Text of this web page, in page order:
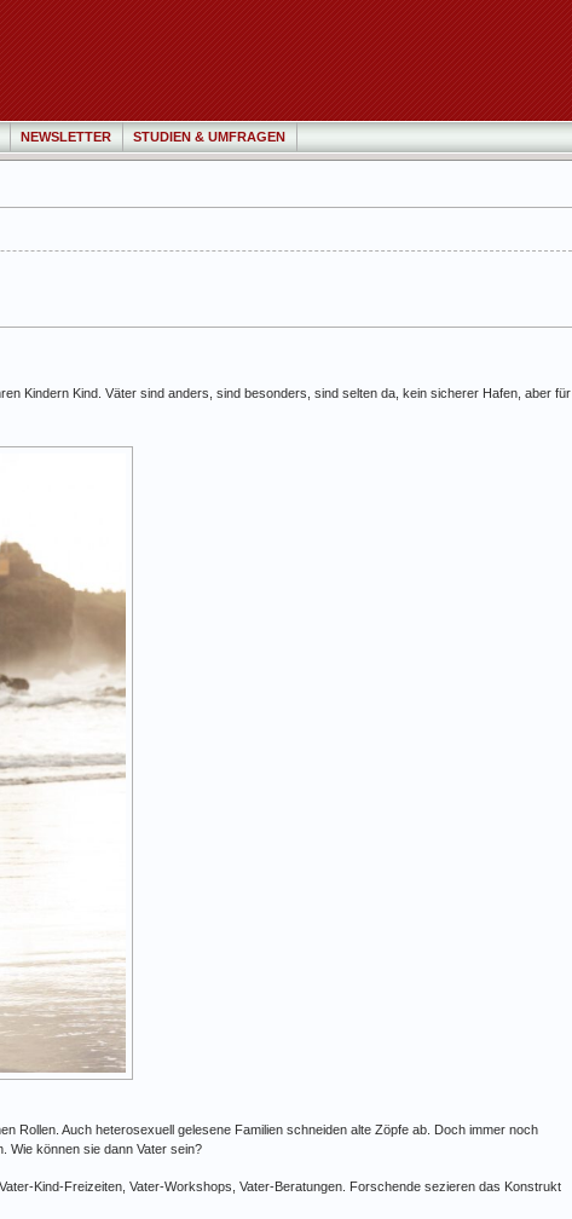
NEWSLETTER STUDIEN & UMFRAGEN
Kindern Kind. Väter sind anders, sind besonders, sind selten da, kein sicherer Hafen, aber für
Rollen. Auch heterosexuell gelesene Familien schneiden alte Zöpfe ab. Doch immer noch
Wie können sie dann Vater sein?
Kind-Freizeiten, Vater-Workshops, Vater-Beratungen. Forschende sezieren das Konstrukt